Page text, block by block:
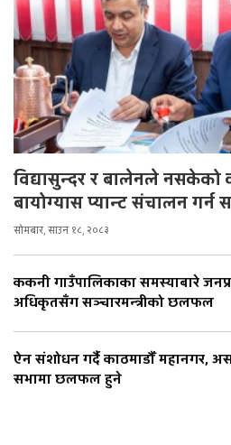
विद्यासुन्दर र बालेनले नसकेको
बायोग्यास प्यान्ट संचालन गर्न
सोमबार, साउन १८, २०८३
ककनी गाउँपालिकाका समस्याबारे
अधिकृतसँग सञ्चारमन्त्रीको छलफल
ऐन संशोधन गर्दै काठमाडौँ महानगर,
सभामा छलफल हुने